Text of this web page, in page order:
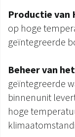
Productie van
op hoge
geïntegreerde
Beheer van het
geïntegreerde
binnenunit
hoge